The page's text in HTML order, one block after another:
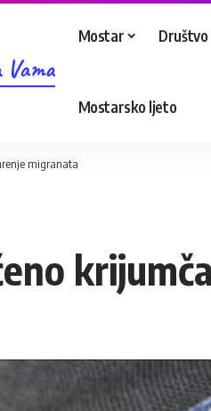
Mostar Društvo
Mostarsko ljeto
migranata